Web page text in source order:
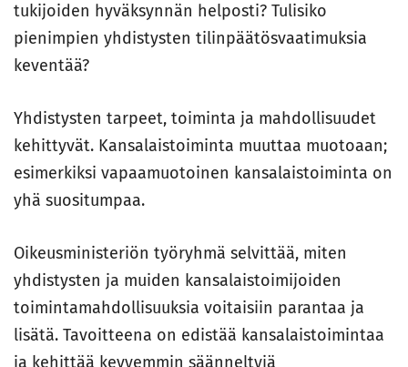
tukijoiden hyväksynnän helposti? Tulisiko
pienimpien yhdistysten tilinpäätösvaatimuksia
keventää?
Yhdistysten tarpeet, toiminta ja mahdollisuudet
kehittyvät. Kansalaistoiminta muuttaa muotoaan;
esimerkiksi vapaamuotoinen kansalaistoiminta on
yhä suositumpaa.
Oikeusministeriön työryhmä selvittää, miten
yhdistysten ja muiden kansalaistoimijoiden
toimintamahdollisuuksia voitaisiin parantaa ja
lisätä. Tavoitteena on edistää kansalaistoimintaa
ja kehittää kevyemmin säänneltyjä